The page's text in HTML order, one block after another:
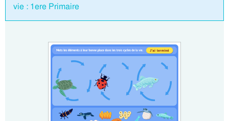
vie : 1ere Primaire